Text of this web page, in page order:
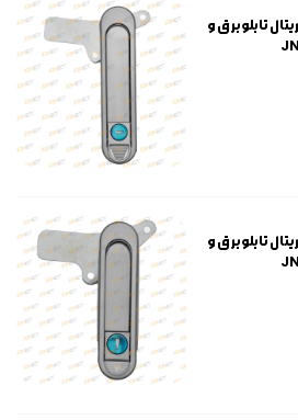
تابلو برق و
تابلو برق و